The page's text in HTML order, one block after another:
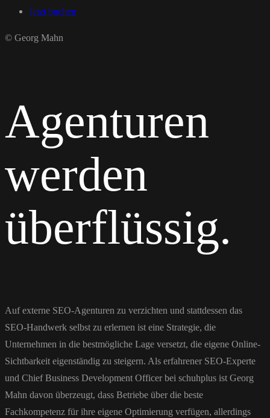
Jetzt buchen
© Georg Mahn
Agenturen
werden
überflüssig.
Auf externe SEO-Agenturen zu verzichten und stattdessen das
SEO-Handwerk selbst zu erlernen ist eine Strategie, die
Unternehmen in die bestmögliche Lage versetzt, die eigene Online-
Sichtbarkeit eigenständig zu steigern. Als erfahrener SEO-Experte
und Chief Business Development Officer bei schuhplus ist Georg
Mahn davon überzeugt, dass Betriebe über die beste
Fachkompetenz für ihre eigene Optimierung verfügen, allerdings